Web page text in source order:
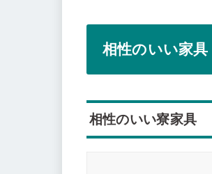
相性のいい家
相性のいい寮家具